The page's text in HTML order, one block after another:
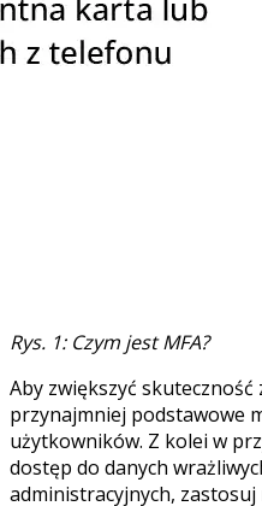
Rys. 1: Czym jest MFA?
Aby zwiększyć skuteczność
przynajmniej podstawowe
użytkowników. Z kolei w
dostęp do danych
administracyjnych,